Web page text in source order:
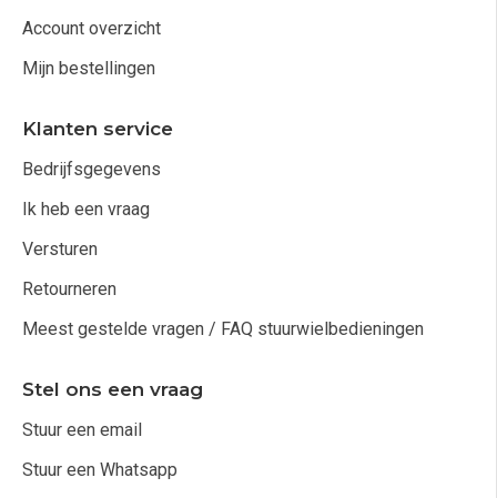
Account overzicht
Mijn bestellingen
Klanten service
Bedrijfsgegevens
Ik heb een vraag
Versturen
Retourneren
Meest gestelde vragen / FAQ stuurwielbedieningen
Stel ons een vraag
Stuur een email
Stuur een Whatsapp